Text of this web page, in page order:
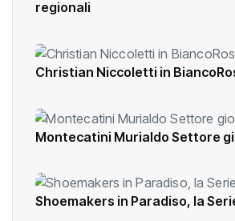
regionali
Christian Niccoletti in
Montecatini Murialdo Settore
Shoemakers in Paradiso, la